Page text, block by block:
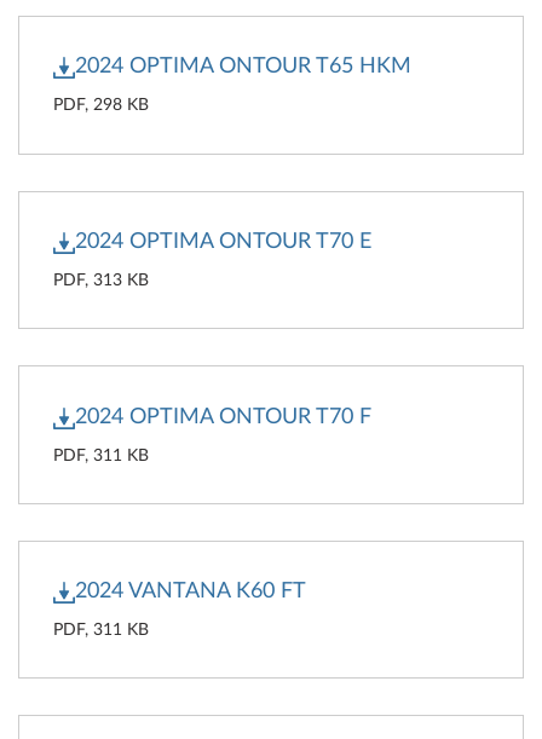
2024 OPTIMA ONTOUR T65 HKM
PDF, 298 KB
2024 OPTIMA ONTOUR T70 E
PDF, 313 KB
2024 OPTIMA ONTOUR T70 F
PDF, 311 KB
2024 VANTANA K60 FT
PDF, 311 KB